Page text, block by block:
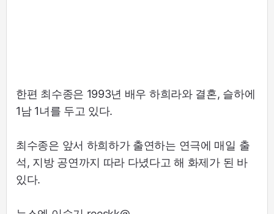
한편 최수종은 1993년 배우 하희라와 결혼, 슬하에
1남 1녀를 두고 있다.
최수종은 앞서 하희하가 출연하는 연극에 매일 출
석, 지방 공연까지 따라 다녔다고 해 화제가 된 바
있다.